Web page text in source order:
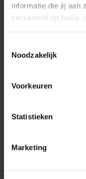
informatie die jij aan
verzameld op basis
Noodzakelijk
Voorkeuren
Statistieken
Marketing